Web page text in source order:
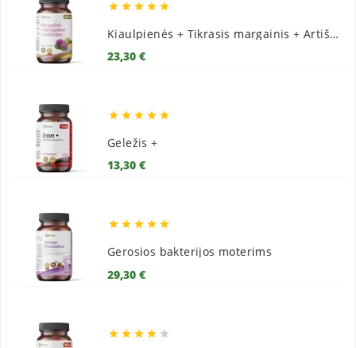
    
Kiaulpienės + Tikrasis margainis + Artišokai
23,30 €Kaina
    
Geležis +
13,30 €Kaina
    
Gerosios bakterijos moterims
29,30 €Kaina
    